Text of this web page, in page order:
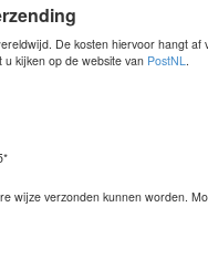
De kosten hiervoor hangt
kijken op de website van PostNL
wijze verzonden kunnen worden.